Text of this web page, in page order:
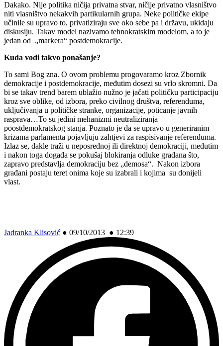
Dakako. Nije politika ničija privatna stvar, ničije privatno vlasništvo
niti vlasništvo nekakvih partikularnih grupa. Neke političke ekipe
učinile su upravo to, privatiziraju sve oko sebe pa i državu, ukidaju
diskusiju. Takav model nazivamo tehnokratskim modelom, a to je
jedan od „markera“ postdemokracije.
Kuda vodi takvo ponašanje?
To sami Bog zna. O ovom problemu progovaramo kroz Zbornik
demokracije i postdemokracije, međutim dosezi su vrlo skromni. Da
bi se takav trend barem ublažio nužno je jačati političku participaciju
kroz sve oblike, od izbora, preko civilnog društva, referenduma,
uključivanja u političke stranke, organizacije, poticanje javnih
rasprava…To su jedini mehanizmi neutraliziranja
poostdemokratskog stanja. Poznato je da se upravo u generiranim
krizama parlamenta pojavljuju zahtjevi za raspisivanje referenduma.
Izlaz se, dakle traži u neposrednoj ili direktnoj demokraciji, međutim
i nakon toga događa se pokušaj blokiranja odluke građana što,
zapravo predstavlja demokraciju bez „demosa“. Nakon izbora
građani postaju teret onima koje su izabrali i kojima su donijeli
vlast.
Jadranka Klisović ● 09/10/2013 ● 12:39